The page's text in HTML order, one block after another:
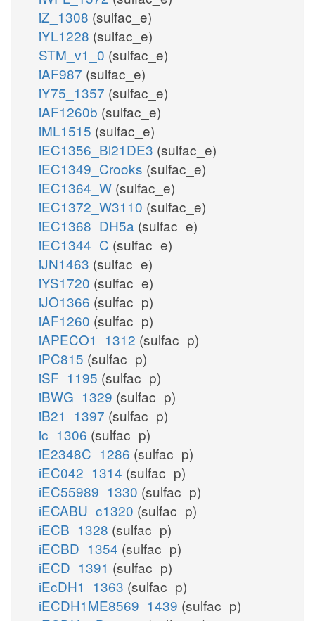
iZ_1308 (sulfac_e)
iYL1228 (sulfac_e)
STM_v1_0 (sulfac_e)
iAF987 (sulfac_e)
iY75_1357 (sulfac_e)
iAF1260b (sulfac_e)
iML1515 (sulfac_e)
iEC1356_Bl21DE3 (sulfac_e)
iEC1349_Crooks (sulfac_e)
iEC1364_W (sulfac_e)
iEC1372_W3110 (sulfac_e)
iEC1368_DH5a (sulfac_e)
iEC1344_C (sulfac_e)
iJN1463 (sulfac_e)
iYS1720 (sulfac_e)
iJO1366 (sulfac_p)
iAF1260 (sulfac_p)
iAPECO1_1312 (sulfac_p)
iPC815 (sulfac_p)
iSF_1195 (sulfac_p)
iBWG_1329 (sulfac_p)
iB21_1397 (sulfac_p)
ic_1306 (sulfac_p)
iE2348C_1286 (sulfac_p)
iEC042_1314 (sulfac_p)
iEC55989_1330 (sulfac_p)
iECABU_c1320 (sulfac_p)
iECB_1328 (sulfac_p)
iECBD_1354 (sulfac_p)
iECD_1391 (sulfac_p)
iEcDH1_1363 (sulfac_p)
iECDH1ME8569_1439 (sulfac_p)